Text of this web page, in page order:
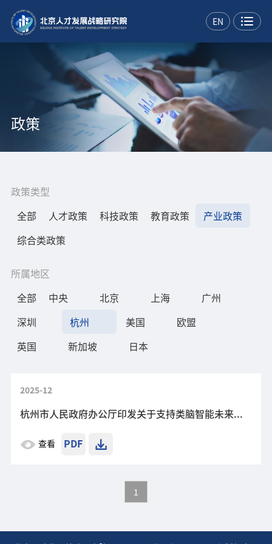
EN
政策
政策类型
全部
人才政策 科技政策 教育政策
产业政策
综合类政策
所属地区
全部
中央 北京 上海
广州
深圳
杭州 美国
欧盟
英国
新加坡 日本
2025-12
杭州市人民政府办公厅印发关于支持类脑智能未来产业创新发展的若干措施的通知
查看 PDF
1